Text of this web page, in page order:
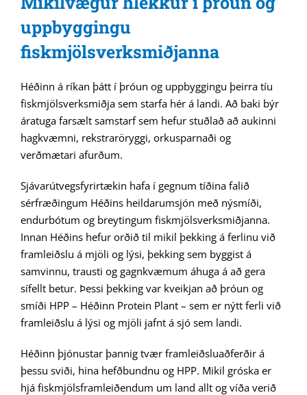
uppbyggingu
fiskmjölsverksmiðjanna
Héðinn á ríkan þátt í þróun og uppbyggingu þeirra tíu
fiskmjölsverksmiðja sem starfa hér á landi. Að baki býr
áratuga farsælt samstarf sem hefur stuðlað að aukinni
hagkvæmni, rekstraröryggi, orkusparnaði og
verðmætari afurðum.
Sjávarútvegsfyrirtækin hafa í gegnum tíðina falið
sérfræðingum Héðins heildarumsjón með nýsmíði,
endurbótum og breytingum fiskmjölsverksmiðjanna.
Innan Héðins hefur orðið til mikil þekking á ferlinu við
framleiðslu á mjöli og lýsi, þekking sem byggist á
samvinnu, trausti og gagnkvæmum áhuga á að gera
sífellt betur. Þessi þekking var kveikjan að þróun og
smíði HPP – Héðinn Protein Plant – sem er nýtt ferli við
framleiðslu á lýsi og mjöli jafnt á sjó sem landi.
Héðinn þjónustar þannig tvær framleiðsluaðferðir á
þessu sviði, hina hefðbundnu og HPP. Mikil gróska er
hjá fiskmjölsframleiðendum um land allt og víða verið